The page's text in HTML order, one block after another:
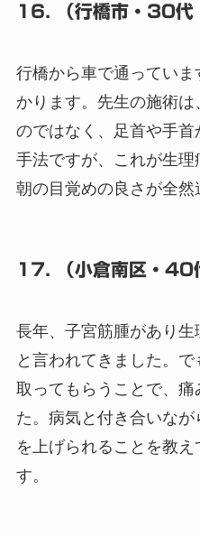
16. （行橋市・30代
行橋から車で通ってい
かります。先生の施術
のではなく、足首や手
手法ですが、これが生
朝の目覚めの良さが全然
17. （小倉南区・40
長年、子宮筋腫があり
と言われてきました。
取ってもらうことで、痛
た。病気と付き合いなが
を上げられることを教
す。